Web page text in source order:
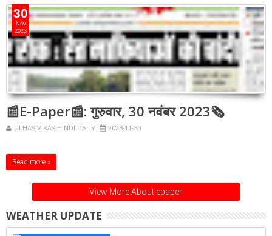
30
Nov
2023
📰E-Paper📰: गुरुवार, 30 नवंबर 2023🗞
ULHAS VIKAS HINDI DAILY 2023-11-30
Read more »
View More About epaper
WEATHER UPDATE